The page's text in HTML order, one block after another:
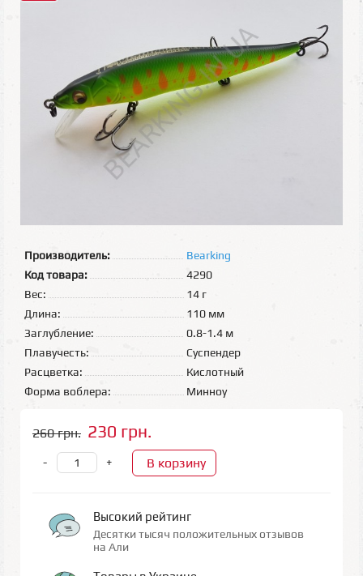
Производитель:
Bearking
Код товара:
4290
Вес:
14 г
Длина:
110 мм
Заглубление:
0.8-1.4 м
Плавучесть:
Суспендер
Расцветка:
Кислотный
Форма воблера:
Минноу
260 грн. 230 грн.
+
- В корзину
Высокий рейтинг
Десятки тысяч положительных отзывов
на Али